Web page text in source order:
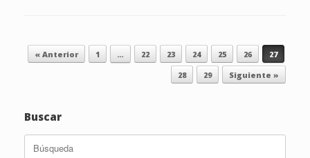
Navegador de artículos
« Anterior 1 … 22 23 24 25 26
27
28
29 Siguiente »
Buscar